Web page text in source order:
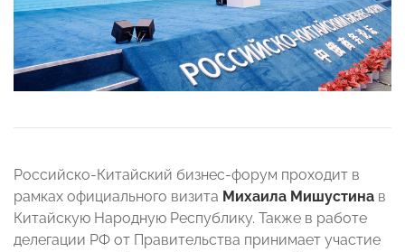
Российско-Китайский бизнес-форум проходит в
рамках официального визита Михаила Мишустина в
Китайскую Народную Республику. Также в работе
делегации РФ от Правительства принимает участие